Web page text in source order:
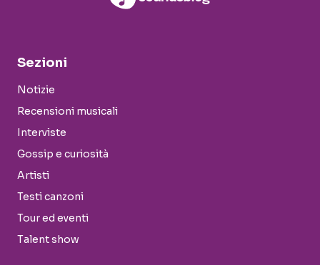
Sezioni
Notizie
Recensioni musicali
Interviste
Gossip e curiosità
Artisti
Testi canzoni
Tour ed eventi
Talent show